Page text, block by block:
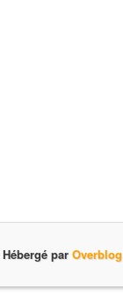
Hébergé par Overblog